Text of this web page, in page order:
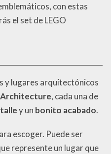
con estas
el set de LEGO
y lugares arquitectónicos
Architecture, cada una de
y un bonito acabado.
escoger. Puede ser
represente un lugar que